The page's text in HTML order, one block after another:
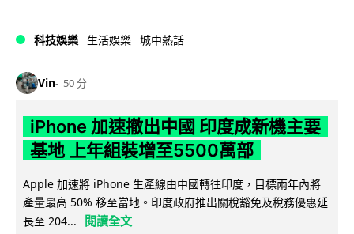
科技娛樂 生活娛樂 城中熱話
Vin 50 分
iPhone 加速撤出中國 印度成新機主要
基地 上年組裝增至5500萬部
Apple 加速將 iPhone 生產線由中國轉往印度，目標兩年內將
產量最高 50% 移至當地。印度政府推出關稅豁免及稅務優惠延
長至 204...
閱讀全文